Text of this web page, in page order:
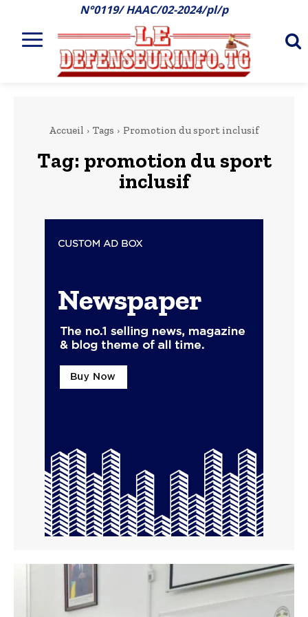
N°0119/ HAAC/02-2024/pl/p
Accueil Tags Promotion du sport inclusif
Tag: promotion du sport
inclusif